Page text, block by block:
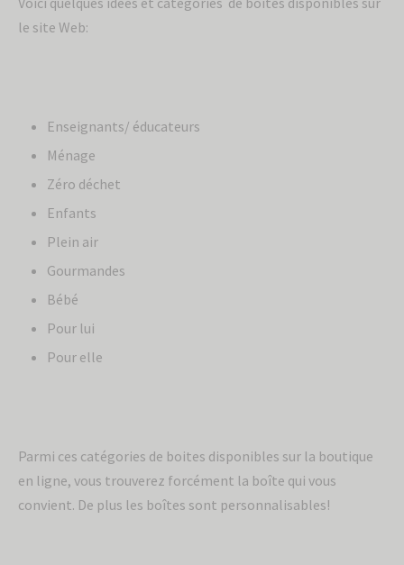
le site Web:
Enseignants/ éducateurs
Ménage
Zéro déchet
Enfants
Plein air
Gourmandes
Bébé
Pour lui
Pour elle
Parmi ces catégories de boites disponibles sur la boutique
en ligne, vous trouverez forcément la boîte qui vous
convient. De plus les boîtes sont personnalisables!